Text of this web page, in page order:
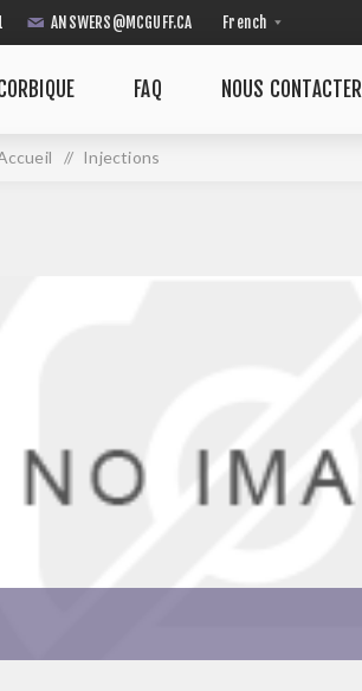
ANSWERS@MCGUFF.CA
FAQ NOUS CONTACTER
/ Injections